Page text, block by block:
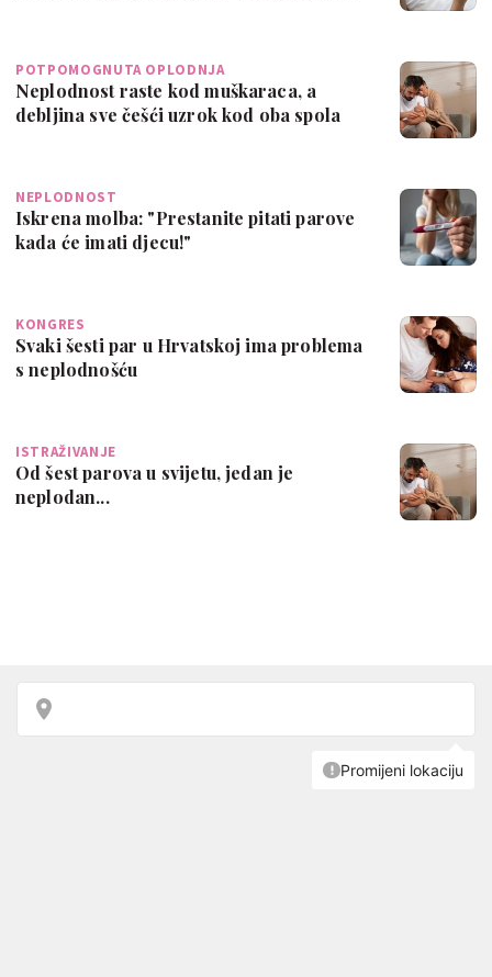
POTPOMOGNUTA OPLODNJA
Neplodnost raste kod muškaraca, a
debljina sve češći uzrok kod oba spola
NEPLODNOST
Iskrena molba: "Prestanite pitati parove
kada će imati djecu!"
KONGRES
Svaki šesti par u Hrvatskoj ima problema
s neplodnošću
ISTRAŽIVANJE
Od šest parova u svijetu, jedan je
neplodan...